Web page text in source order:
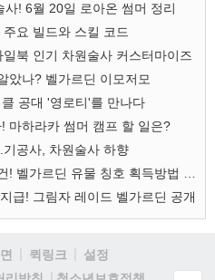
! 6월 20일 로아온 썸머 정리
요 빌드와 스킬 코드
북 인기 차원술사 커스터마이즈
았나? 벨가르딘 이모저모
공대 '영로티'를 만나다
마하라카 썸머 캠프 할 일은?
공사, 차원술사 하향
급! 그림자 레이드 벨가르딘 공개
퀵링크
설정